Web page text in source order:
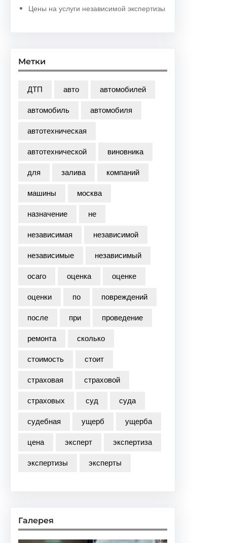
Цены на услуги независимой экспертизы
Метки
ДТП авто
автомобилей
автомобиль
автомобиля
автотехническая
автотехнической
виновника
для
залива
компаний
машины
москва
назначение
не
независимая
независимой
независимые
независимый
осаго
оценка
оценке
оценки
по
повреждений
после
при
проведение
ремонта
сколько
стоимость
стоит
страховая
страховой
страховых
суд
суда
судебная
ущерб
ущерба
цена
эксперт
экспертиза
экспертизы
эксперты
Галерея